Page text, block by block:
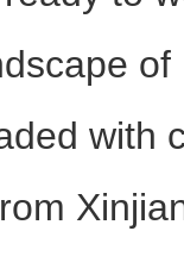
改水》转
with